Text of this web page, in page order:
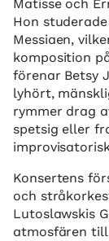
Matisse och
Hon
Messiaen,
komposition
förenar Betsy
lyhört,
rymmer drag
spetsig eller
Konsertens
och
Lutoslawskis
atmosfären